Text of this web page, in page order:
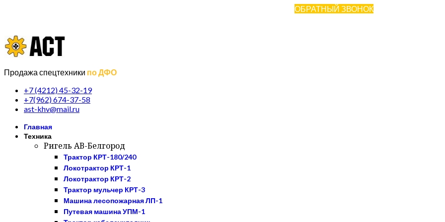
ОБРАТНЫЙ ЗВОНОК
Продажа спецтехники по ДФО
+7 (4212) 45-32-19
+7(962) 674-37-58
ast-khv@mail.ru
Главная
Техника
Ригель АВ-Белгород
Трактор КРТ-180/240
Локотрактор КРТ-1
Локотрактор КРТ-2
Трактор мульчер КРТ-3
Машина лесопожарная ЛП-1
Путевая машина УПМ-1